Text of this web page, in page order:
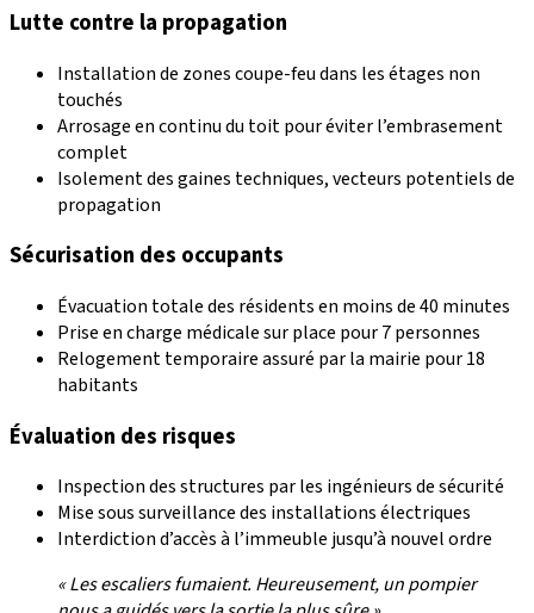
Lutte contre la propagation
Installation de zones coupe-feu dans les étages non
touchés
Arrosage en continu du toit pour éviter l’embrasement
complet
Isolement des gaines techniques, vecteurs potentiels de
propagation
Sécurisation des occupants
Évacuation totale des résidents en moins de 40 minutes
Prise en charge médicale sur place pour 7 personnes
Relogement temporaire assuré par la mairie pour 18
habitants
Évaluation des risques
Inspection des structures par les ingénieurs de sécurité
Mise sous surveillance des installations électriques
Interdiction d’accès à l’immeuble jusqu’à nouvel ordre
« Les escaliers fumaient. Heureusement, un pompier